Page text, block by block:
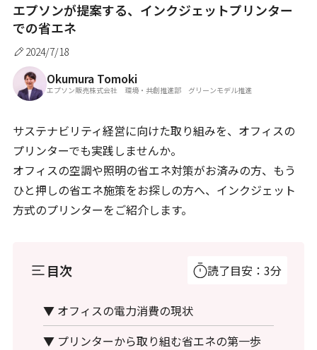
エプソンが提案する、インクジェットプリンター
での省エネ
2024/7/18
Okumura Tomoki
エプソン販売株式会社 環境・共創推進部 グリーンモデル推進
サステナビリティ経営に向けた取り組みを、オフィスの
プリンターでも実践しませんか。
オフィスの空調や照明の省エネ対策がお済みの方、もう
ひと押しの省エネ施策をお探しの方へ、インクジェット
方式のプリンターをご紹介します。
目次 読了目安：3分
▼ オフィスの電力消費の現状
▼ プリンターから取り組む省エネの第一歩